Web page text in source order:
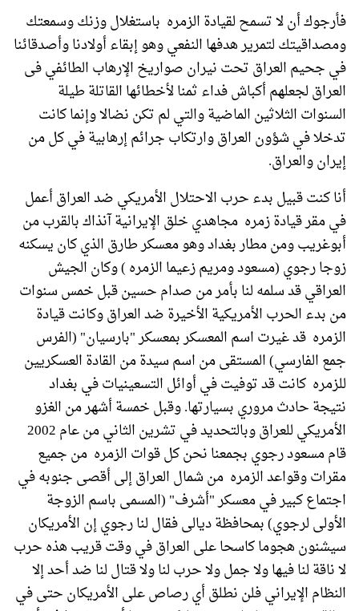
فأرجوك أن لا تسمح لقيادة الزمره باستغلال وزنك وسمعتك
ومصداقيتك لتمرير هدفها النفعي وهو إبقاء أولادنا وأصدقائنا
في جحيم العراق تحت نيران صواريخ الإرهاب الطائفي فى
العراق لجعلهم أكباش فداء ثمنا لأخطائها القاتلة طيلة
السنوات الثلاثين الماضية والتي لم تكن نضالا وإنما كانت
تدخلا في شؤون العراق وارتكاب جرائم إرهابية في كل من
إيران والعراق.
أنا كنت قبيل بدء حرب الاحتلال الأمريكي ضد العراق أعمل
في مقر قيادة زمره مجاهدي خلق الإيرانية آنذاك بالقرب من
أبوغريب ومن مطار بغداد وهو معسكر طارق الذي كان يسكنه
زوجا رجوي (مسعود ومريم زعيما الزمره ) وكان الجيش
العراقي قد سلمه لنا بأمر من صدام حسين قبل خمس سنوات
من بدء الحرب الأمريكية الأخيرة ضد العراق وكانت قيادة
الزمره قد غيرت اسم المعسكر بمعسكر "بارسيان" (الفرس
جمع الفارسي) المستقى من اسم سيدة من القادة العسكريين
للزمره كانت قد توفيت في أوائل التسعينيات في بغداد
نتيجة حادث مروري بسيارتها. وقبل خمسة أشهر من الغزو
الأمريكي للعراق وبالتحديد في تشرين الثاني من عام 2002
قام مسعود رجوي بجمعنا نحن كل قوات الزمره من جميع
مقرات وقواعد الزمره من شمال العراق إلى أقصى جنوبه في
اجتماع كبير في معسكر "أشرف" (المسمى باسم الزوجة
الأولى لرجوي) بمحافظة ديالى فقال لنا رجوي إن الأمريكان
سيشنون هجوما كاسحا على العراق في وقت قريب هذه حرب
لا ناقة لنا فيها ولا جمل ولا حرب لنا ولا قتال لنا ضد أحد إلا
النظام الإيراني فلن نطلق أي رصاص على الأمريكان حتى في